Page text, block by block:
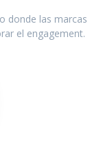
donde las marcas
el engagement.